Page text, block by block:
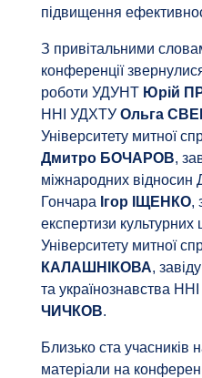
підвищення
З привітальними
конференції
роботи УДУНТ Юрій
ННІ УДХТУ Ольга
Університету митної
Дмитро БОЧАРОВ,
міжнародних відносин
Гончара Ігор ІЩЕНКО,
експертизи культурних
Університету митної
КАЛАШНІКОВА,
та українознавства
ЧИЧКОВ.
Близько ста учасників
матеріали на